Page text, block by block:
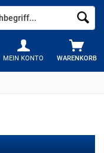
WARENKORB
MEIN KONTO